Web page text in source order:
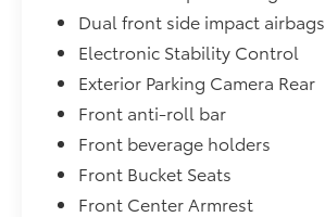
Dual front side impact airbags
Electronic Stability Control
Exterior Parking Camera Rear
Front anti-roll bar
Front beverage holders
Front Bucket Seats
Front Center Armrest